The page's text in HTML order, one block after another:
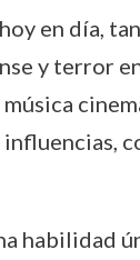
en día,
y terror
habilidad